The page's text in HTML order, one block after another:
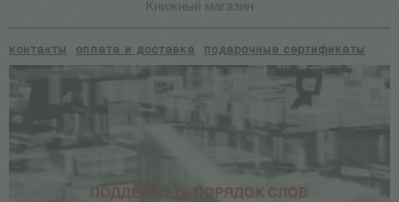
Книжный магазин
контакты оплата и доставка подарочные сертификаты